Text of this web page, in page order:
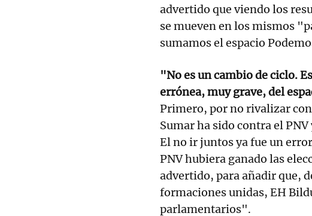
advertido que viendo los
se mueven en los mismos
sumamos el espacio
"No es un cambio de ciclo.
errónea, muy grave, del
Primero, por no rivalizar
Sumar ha sido contra el
El no ir juntos ya fue un
PNV hubiera ganado las
advertido, para añadir que,
formaciones unidas, EH
parlamentarios".